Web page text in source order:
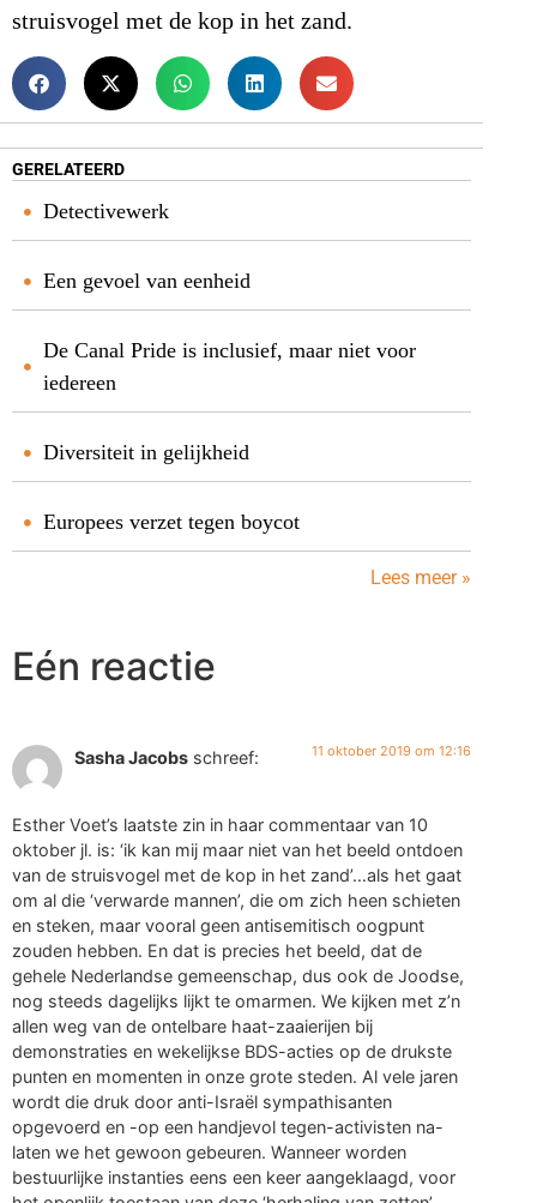
struisvogel met de kop in het zand.
GERELATEERD
Detectivewerk
Een gevoel van eenheid
De Canal Pride is inclusief, maar niet voor
iedereen
Diversiteit in gelijkheid
Europees verzet tegen boycot
Lees meer »
Eén reactie
Sasha Jacobs schreef: 11 oktober 2019 om 12:16
Esther Voet’s laatste zin in haar commentaar van 10
oktober jl. is: ‘ik kan mij maar niet van het beeld ontdoen
van de struisvogel met de kop in het zand’…als het gaat
om al die ‘verwarde mannen’, die om zich heen schieten
en steken, maar vooral geen antisemitisch oogpunt
zouden hebben. En dat is precies het beeld, dat de
gehele Nederlandse gemeenschap, dus ook de Joodse,
nog steeds dagelijks lijkt te omarmen. We kijken met z’n
allen weg van de ontelbare haat-zaaierijen bij
demonstraties en wekelijkse BDS-acties op de drukste
punten en momenten in onze grote steden. Al vele jaren
wordt die druk door anti-Israël sympathisanten
opgevoerd en -op een handjevol tegen-activisten na-
laten we het gewoon gebeuren. Wanneer worden
bestuurlijke instanties eens een keer aangeklaagd, voor